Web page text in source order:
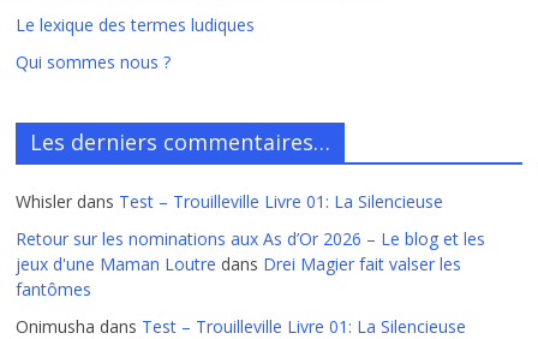
Le lexique des termes ludiques
Qui sommes nous ?
Les derniers commentaires…
Whisler dans Test – Trouilleville Livre 01: La Silencieuse
Retour sur les nominations aux As d’Or 2026 – Le blog et les
jeux d'une Maman Loutre dans Drei Magier fait valser les
fantômes
Onimusha dans Test – Trouilleville Livre 01: La Silencieuse